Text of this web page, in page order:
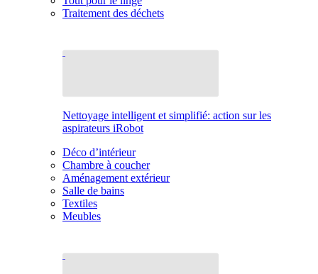
Traitement des déchets
Nettoyage intelligent et simplifié: action sur les
aspirateurs iRobot
Déco d’intérieur
Chambre à coucher
Aménagement extérieur
Salle de bains
Textiles
Meubles